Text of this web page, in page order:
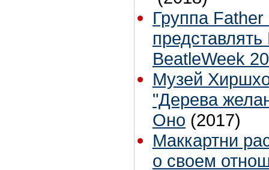
Группа
BeatleWeek
Музей
"Дерева
Оно (2017)
Маккартни
о своем